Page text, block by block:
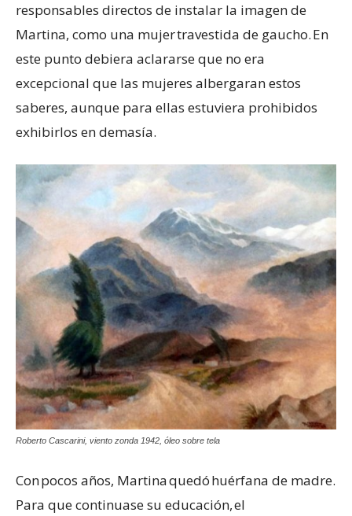
responsables directos de instalar la imagen de
Martina, como una mujer travestida de gaucho. En
este punto debiera aclararse que no era
excepcional que las mujeres albergaran estos
saberes, aunque para ellas estuviera prohibidos
exhibirlos en demasía.
Roberto Cascarini, viento zonda 1942, óleo sobre tela
Con pocos años, Martina quedó huérfana de madre.
Para que continuase su educación, el